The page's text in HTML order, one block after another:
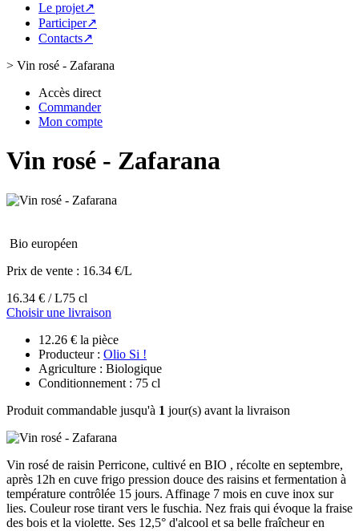
Le projet↗
Participer↗
Contacts↗
> Vin rosé - Zafarana
Accès direct
Commander
Mon compte
Vin rosé - Zafarana
Bio européen
Prix de vente : 16.34 €/L
16.34 € / L75 cl
Choisir une livraison
12.26 € la pièce
Producteur : Olio Si !
Agriculture : Biologique
Conditionnement : 75 cl
Produit commandable jusqu'à 1 jour(s) avant la livraison
Vin rosé de raisin Perricone, cultivé en BIO , récolte en septembre,
après 12h en cuve frigo pression douce des raisins et fermentation à
température contrôlée 15 jours. Affinage 7 mois en cuve inox sur
lies. Couleur rose tirant vers le fuschia. Nez frais qui évoque la fraise
des bois et la violette. Ses 12,5° d'alcool et sa belle fraîcheur en